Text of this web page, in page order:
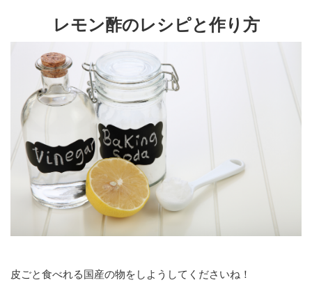
レモン酢のレシピと作り方
皮ごと食べれる国産の物をしようしてくださいね！